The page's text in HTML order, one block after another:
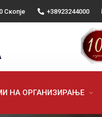
Скопје +38923244000
НА ОРГАНИЗИРАЊЕ